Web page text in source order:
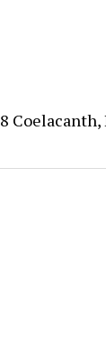
Coelacanth,